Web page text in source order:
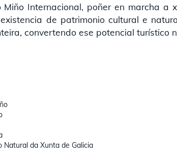
Internacional, poñer en marcha
de patrimonio cultural e
convertendo ese potencial turístico
Natural da Xunta de Galicia